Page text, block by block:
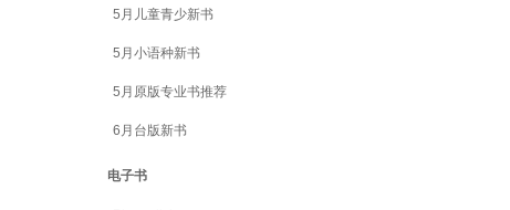
5月儿童青少新书
5月小语种新书
5月原版专业书推荐
6月台版新书
电子书